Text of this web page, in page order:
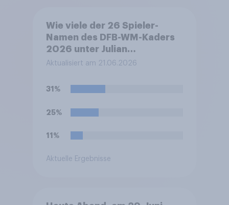
Wie viele der 26 Spieler-
Namen des DFB-WM-Kaders
2026 unter Julian
Nagelsmann können Sie
Aktualisiert am 21.06.2026
31%
25%
11%
Aktuelle Ergebnisse